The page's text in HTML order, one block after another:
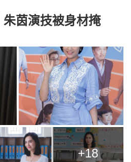
茵演技被身材掩
+18